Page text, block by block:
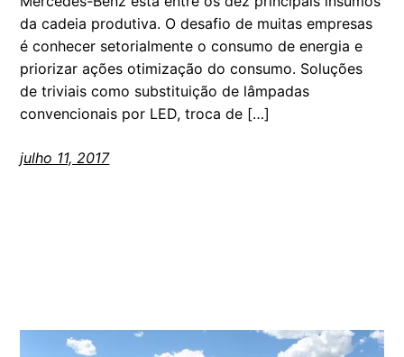
da cadeia produtiva. O desafio de muitas empresas
é conhecer setorialmente o consumo de energia e
priorizar ações otimização do consumo. Soluções
de triviais como substituição de lâmpadas
convencionais por LED, troca de […]
julho 11, 2017